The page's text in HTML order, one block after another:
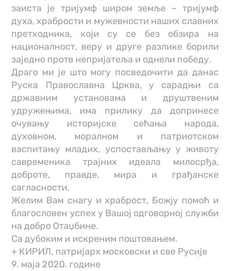
заиста је тријумф широм земље – тријумф
духа, храбрости и мужевности наших славних
претходника, који су се без обзира на
националност, веру и друге разлике борили
заједно протв непријатеља и однели победу.
Драго ми је што могу посведочити да данас
Руска Православна Црква, у сарадњи са
државним установама и друштвеним
удружењима, има прилику да допринесе
очувању историјске сећања народа,
духовном, моралном и патриотском
васпитању младих, успостављању у животу
савременика трајних идеала милосрђа,
доброте, правде, мира и грађанске
сагласности.
Желим Вам снагу и храброст, Божју помоћ и
благословен успех у Вашој одговорној служби
на добро Отаџбине.
Са дубоким и искреним поштовањем.
+ КИРИЛ, патријарх московски и све Русије
9. маја 2020. године